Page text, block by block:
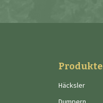
Produkte
Häcksler